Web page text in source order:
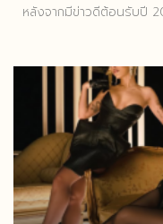
หลังจากมีข่าวดีต้อนรับปี